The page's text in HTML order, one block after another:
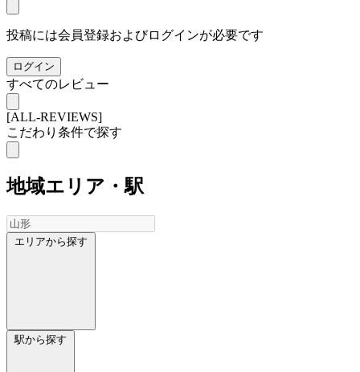
投稿には会員登録およびログインが必要です
ログイン
すべてのレビュー
[ALL-REVIEWS]
こだわり条件で探す
地域エリア・駅
エリアから探す
駅から探す